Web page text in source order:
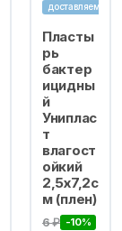
доставляем
Пласты
рь
бактер
ицидны
й
Униплас
т
влагост
ойкий
2,5х7,2с
м (плен)
6₽ -10%